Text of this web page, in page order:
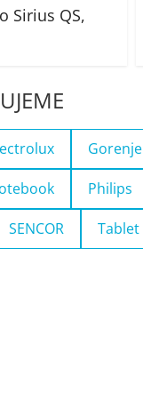
Sirius QS,
Gorenje
Philips
SENCOR Tablet